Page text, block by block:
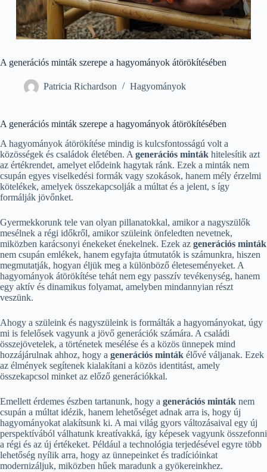
A generációs minták szerepe a hagyományok átörökítésében
Patricia Richardson Hagyományok
A generációs minták szerepe a hagyományok átörökítésében
A hagyományok átörökítése mindig is kulcsfontosságú volt a
közösségek és családok életében. A generációs minták hitelesítik azt
az értékrendet, amelyet elődeink hagytak ránk. Ezek a minták nem
csupán egyes viselkedési formák vagy szokások, hanem mély érzelmi
kötelékek, amelyek összekapcsolják a múltat és a jelent, s így
formálják jövőnket.
Gyermekkorunk tele van olyan pillanatokkal, amikor a nagyszülők
mesélnek a régi időkről, amikor szüleink önfeledten nevetnek,
miközben karácsonyi énekeket énekelnek. Ezek az generációs minták
nem csupán emlékek, hanem egyfajta útmutatók is számunkra, hiszen
megmutatják, hogyan éljük meg a különböző életeseményeket. A
hagyományok átörökítése tehát nem egy passzív tevékenység, hanem
egy aktív és dinamikus folyamat, amelyben mindannyian részt
veszünk.
Ahogy a szüleink és nagyszüleink is formálták a hagyományokat, úgy
mi is felelősek vagyunk a jövő generációk számára. A családi
összejövetelek, a történetek mesélése és a közös ünnepek mind
hozzájárulnak ahhoz, hogy a generációs minták élővé váljanak. Ezek
az élmények segítenek kialakítani a közös identitást, amely
összekapcsol minket az előző generációkkal.
Emellett érdemes észben tartanunk, hogy a generációs minták nem
csupán a múltat idézik, hanem lehetőséget adnak arra is, hogy új
hagyományokat alakítsunk ki. A mai világ gyors változásaival egy új
perspektívából válhatunk kreatívakká, így képesek vagyunk összefonni
a régi és az új értékeket. Például a technológia terjedésével egyre több
lehetőség nyílik arra, hogy az ünnepeinket és tradícióinkat
modernizáljuk, miközben hűek maradunk a gyökereinkhez.